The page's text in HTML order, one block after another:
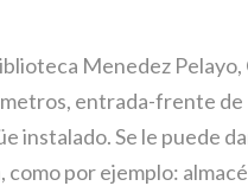
Menedez Pelayo,
entrada-frente
instalado. Se le puede
por ejemplo: